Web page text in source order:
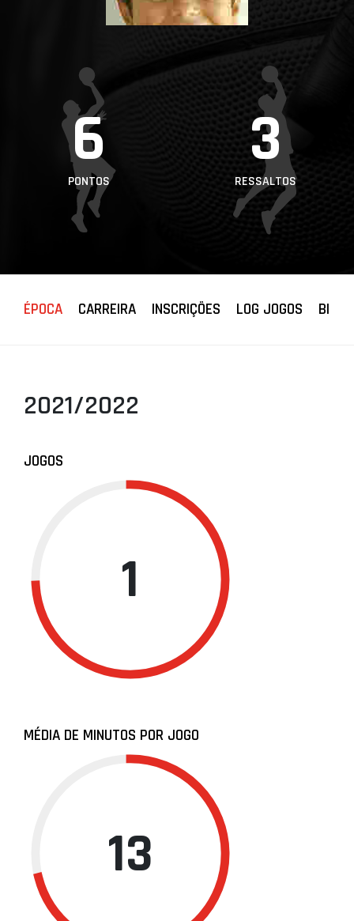
MASCULINA
LIGA BETCLIC
FEMININA6
PONTOS
3
RESSALTOS
ÉPOCA CARREIRA INSCRIÇÕES LOG JOGOS
2021/2022
JOGOS
1
MÉDIA DE MINUTOS POR JOGO
13